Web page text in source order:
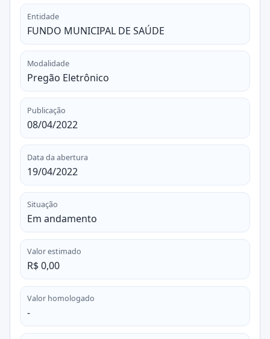
Entidade
FUNDO MUNICIPAL DE SAÚDE
Modalidade
Pregão Eletrônico
Publicação
08/04/2022
Data da abertura
19/04/2022
Situação
Em andamento
Valor estimado
R$ 0,00
Valor homologado
-